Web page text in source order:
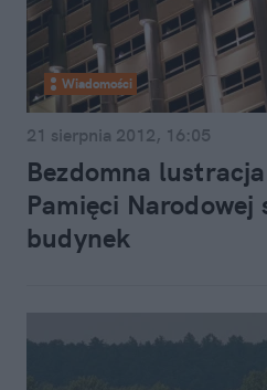
Wiadomości
21 sierpnia 2012, 16:05
Bezdomna
Pamięci Narodowej
budynek